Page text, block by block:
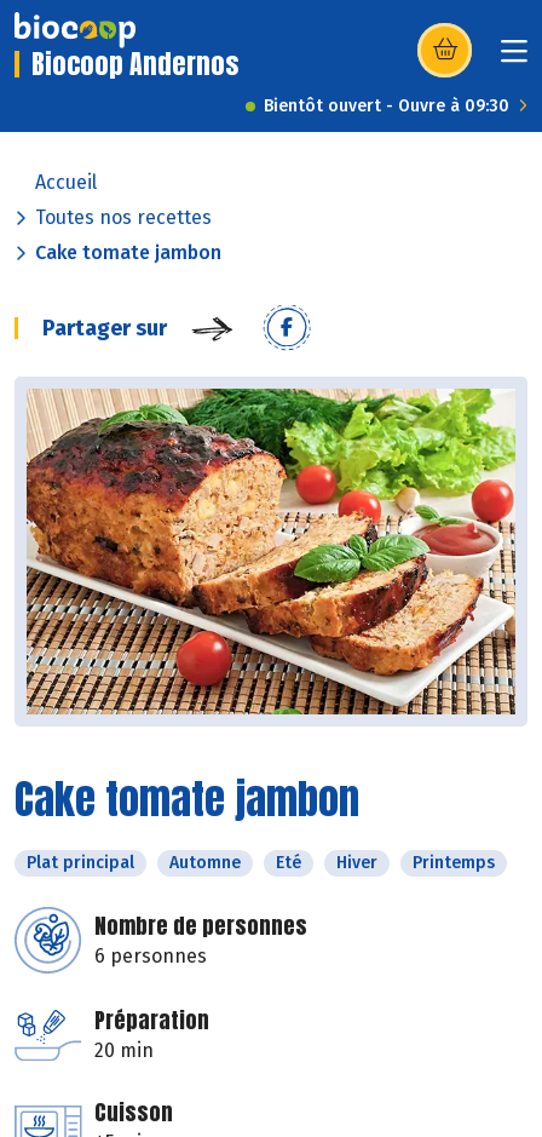
Biocoop Andernos (s’ouvre dans
Bientôt ouvert - Ouvre à 09:30
Accueil
Toutes nos recettes
Cake tomate jambon
Partager sur
Cake tomate jambon
Plat principal Automne Eté Hiver Printemps
Nombre de personnes
6 personnes
Préparation
20 min
Cuisson